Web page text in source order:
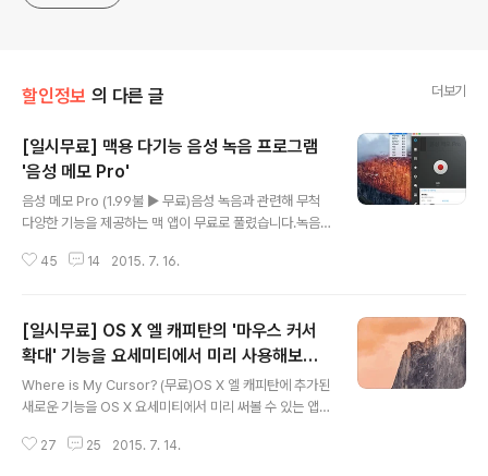
할인정보 의 다른 글 더보기
[일시무료] 맥용 다기능 음성 녹음 프로그램
'음성 메모 Pro'
음성 메모 Pro (1.99불 ▶︎ 무료)음성 녹음과 관련해 무척
다양한 기능을 제공하는 맥 앱이 무료로 풀렸습니다.녹음
을 시간과 날짜 순으로 관리할 수 있는 '음성 메모 Pro'라
니다. 음성 메모의 주요 기능 얼핏 보면 맥용 일기장 앱인
'Day One'과 생김새가 매우 비슷합니다. iOS 버전을 맥
플랫폼으로 그대로 가져온 듯한 인터페이스를 제공하는데,
이 때문인지 창 크기를 임의로 조절할 수 없다는 점이 다소
도로 다재다능한 기능을 갖고 있습니다. 메인 윈도우 좌측
45 14 2015. 7. 16.
[일시무료] OS X 엘 캐피탄의 '마우스 커서
확대' 기능을 요세미티에서 미리 사용해보자...
'Where is My Cursor?'
Where is My Cursor? (무료)OS X 엘 캐피탄에 추가된
새로운 기능을 OS X 요세미티에서 미리 써볼 수 있는 앱이
를 크게 표시할 수 있는 'Where is My Mouse?'라는 앱
27 25 2015. 7. 14.